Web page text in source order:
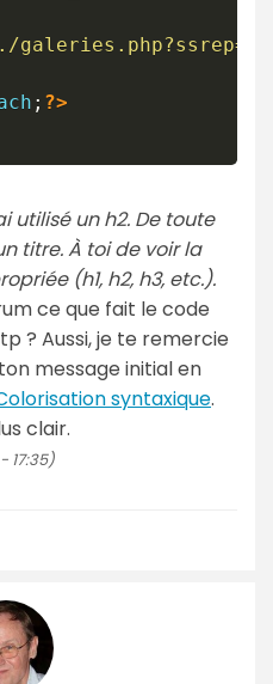
./galeries.php?ssrep=
; ?>
utilisé un h2. De toute
titre. À toi de voir la
(h1, h2, h3, etc.).
ce que fait le code
? Aussi, je te remercie
message initial en
syntaxique.
clair.
17:35)